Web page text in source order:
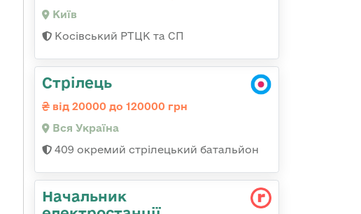
Київ
Косівський РТЦК та СП
Стрілець
від 20000 до 120000 грн
Вся Україна
409 окремий стрілецький батальйон
Начальник